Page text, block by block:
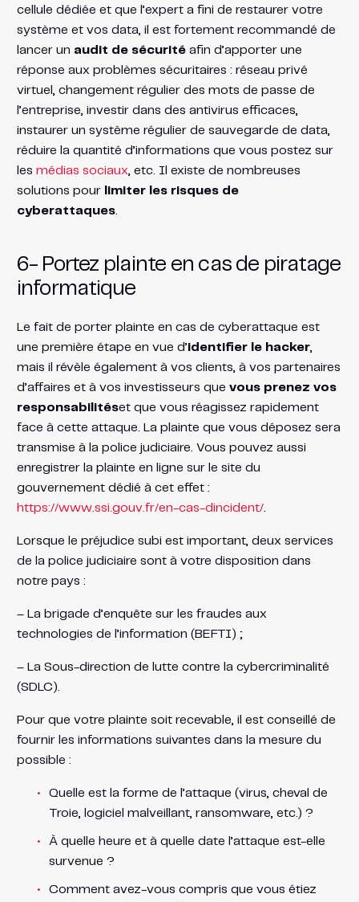
cellule dédiée et que l’expert a fini de restaurer votre
système et vos data, il est fortement recommandé de
lancer un audit de sécuritéafin d’apporter une
réponse aux problèmes sécuritaires : réseau privé
virtuel, changement régulier des mots de passe de
l’entreprise, investir dans des antivirus efficaces,
instaurer un système régulier de sauvegarde de data,
réduire la quantité d’informations que vous postez sur
les médias sociaux , etc. Il existe de nombreuses
solutions pour limiter les risques de
cyberattaques.
6- Portez plainte en cas de piratage
informatique
Le fait de porter plainte en cas de cyberattaque est
une première étape en vue d’identifier le hacker,
mais il révèle également à vos clients, à vos partenaires
d’affaires et à vos investisseurs que vous prenez vos
responsabilitéset que vous réagissez rapidement
face à cette attaque. La plainte que vous déposez sera
transmise à la police judiciaire. Vous pouvez aussi
enregistrer la plainte en ligne sur le site du
gouvernement dédié à cet effet :
https://www.ssi.gouv.fr/en-cas-dincident/.
Lorsque le préjudice subi est important, deux services
de la police judiciaire sont à votre disposition dans
notre pays :
– La brigade d’enquête sur les fraudes aux
technologies de l’information (BEFTI) ;
– La Sous-direction de lutte contre la cybercriminalité
(SDLC).
Pour que votre plainte soit recevable, il est conseillé de
fournir les informations suivantes dans la mesure du
possible :
Quelle est la forme de l’attaque (virus, cheval de
Troie, logiciel malveillant, ransomware, etc.) ?
À quelle heure et à quelle date l’attaque est-elle
survenue ?
Comment avez-vous compris que vous étiez